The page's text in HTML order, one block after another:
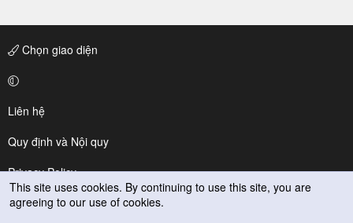
Chọn giao diện
Liên hệ
Quy định và Nội quy
Privacy Policy
Trợ giúp
This site uses cookies. By continuing to use this site, you are
agreeing to our use of cookies.